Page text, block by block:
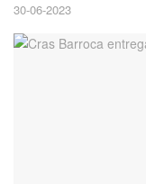
30-06-2023